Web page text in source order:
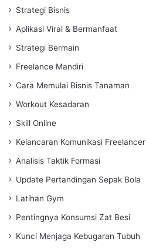
Strategi Bisnis
Aplikasi Viral & Bermanfaat
Strategi Bermain
Freelance Mandiri
Cara Memulai Bisnis Tanaman
Workout Kesadaran
Skill Online
Kelancaran Komunikasi Freelancer
Analisis Taktik Formasi
Update Pertandingan Sepak Bola
Latihan Gym
Pentingnya Konsumsi Zat Besi
Kunci Menjaga Kebugaran Tubuh